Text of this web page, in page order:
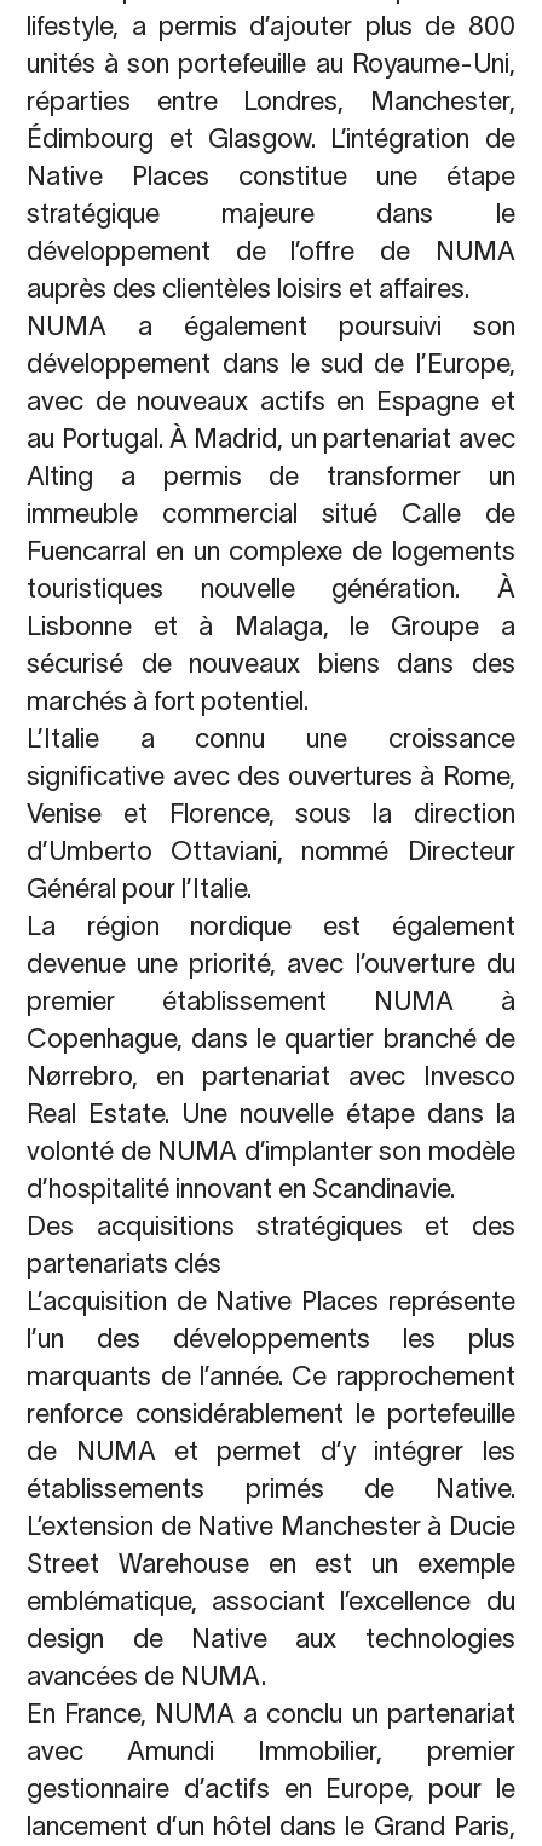
lifestyle, a permis d’ajouter plus de 800
unités à son portefeuille au Royaume-Uni,
réparties entre Londres, Manchester,
Édimbourg et Glasgow. L’intégration de
Native Places constitue une étape
stratégique majeure dans le
développement de l’offre de NUMA
auprès des clientèles loisirs et affaires.
NUMA a également poursuivi son
développement dans le sud de l’Europe,
avec de nouveaux actifs en Espagne et
au Portugal. À Madrid, un partenariat avec
Alting a permis de transformer un
immeuble commercial situé Calle de
Fuencarral en un complexe de logements
touristiques nouvelle génération. À
Lisbonne et à Malaga, le Groupe a
sécurisé de nouveaux biens dans des
marchés à fort potentiel.
L’Italie a connu une croissance
significative avec des ouvertures à Rome,
Venise et Florence, sous la direction
d’Umberto Ottaviani, nommé Directeur
Général pour l’Italie.
La région nordique est également
devenue une priorité, avec l’ouverture du
premier établissement NUMA à
Copenhague, dans le quartier branché de
Nørrebro, en partenariat avec Invesco
Real Estate. Une nouvelle étape dans la
volonté de NUMA d’implanter son modèle
d’hospitalité innovant en Scandinavie.
Des acquisitions stratégiques et des
partenariats clés
L’acquisition de Native Places représente
l’un des développements les plus
marquants de l’année. Ce rapprochement
renforce considérablement le portefeuille
de NUMA et permet d’y intégrer les
établissements primés de Native.
L’extension de Native Manchester à Ducie
Street Warehouse en est un exemple
emblématique, associant l’excellence du
design de Native aux technologies
avancées de NUMA.
En France, NUMA a conclu un partenariat
avec Amundi Immobilier, premier
gestionnaire d’actifs en Europe, pour le
lancement d’un hôtel dans le Grand Paris,